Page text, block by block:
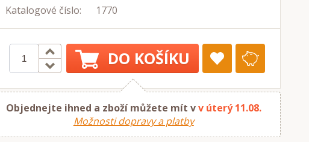
Katalogové číslo: 1770
DO KOŠÍKU
Objednejte ihned a zboží můžete mít vv úterý 11.08.
Možnosti dopravy a platby